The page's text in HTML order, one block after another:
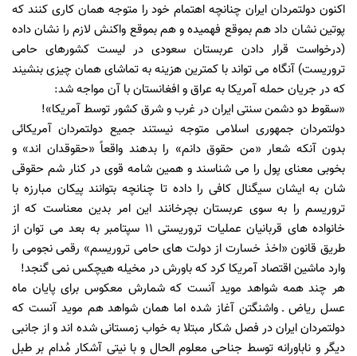
اکنون دولتمردان ایران چنانچه اهتمام خود را متوجه همان کاری کنند که
پوتین نشان داد هم بموقع فهمیده و هم بموقع واکنش لازم را نشان داده
(درخواست قرار دادن عربستان سعودی در لیست کشورهای حامی
تروریست) آنگاه می تواند با کمترین هزینه به تماشای همان چیزی بنشیند
که در جریان حمله آمریکا به عراق و افغانستان با آن مواجه شد:
«سقوط دو دشمن سنتی ایران در غرب و شرق کشور توسط آمریکا»!
دولتمردان جمهوری اسلامی متوجه نیستند جمیع دولتمردان آمریکائی
بدون آنکه شعار «من حقوق دانم» را بدهند واقعاً «حقوقدان اند» و
بخوبی معنای پول را می شناسند و همین شامه قوی در کنار شم حقوقی
شان به ایشان سیگنال کافی را داده تا چنانچه بتوانند پیکان مبارزه با
تروریسم را به سوی عربستان بچرخانند این امر بدین معناست که از
خانواده های قربانیان عملیات تروریستی 11 سپتامبر به بعد می توان از
طریق قانون «اخذ خسارت از دولت های حامی تروریسم» رقمی نجومی را
وارد ماشین اقتصاد آمریکا کرد که باورش در مخیله هیچکس نمی گنجد!
هر چند همه شواهد موید آنست که شمارش معکوس برای پایان ماه
عسل ریاض ـ واشنگتن آغاز شده اما همان شواهد هم موید آنست که
دولتمردان ایران در فصل شکار مبتلا به خواب زمستانی شده اند و از جانبی
دیگر و ناباورانه توسط جناحی معلوم الحال و با نیتی آشکار مُدام بر طبل